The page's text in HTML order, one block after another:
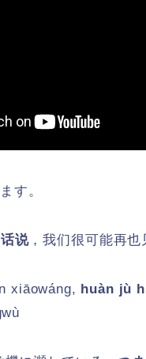
す。
说，我们很可能再也
xiāowáng, huàn jù